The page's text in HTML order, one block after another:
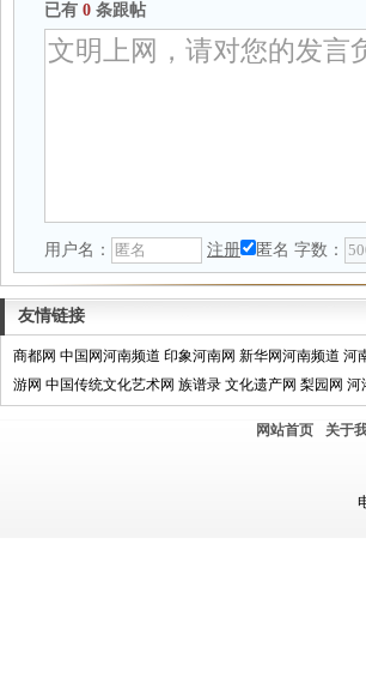
已有 0 条跟帖
用户名： 注册 匿名 字数：
友情链接
商都网 中国网河南频道 印象河南网 新华网河南频道 河
游网 中国传统文化艺术网 族谱录 文化遗产网 梨园网 河
网站首页 关于